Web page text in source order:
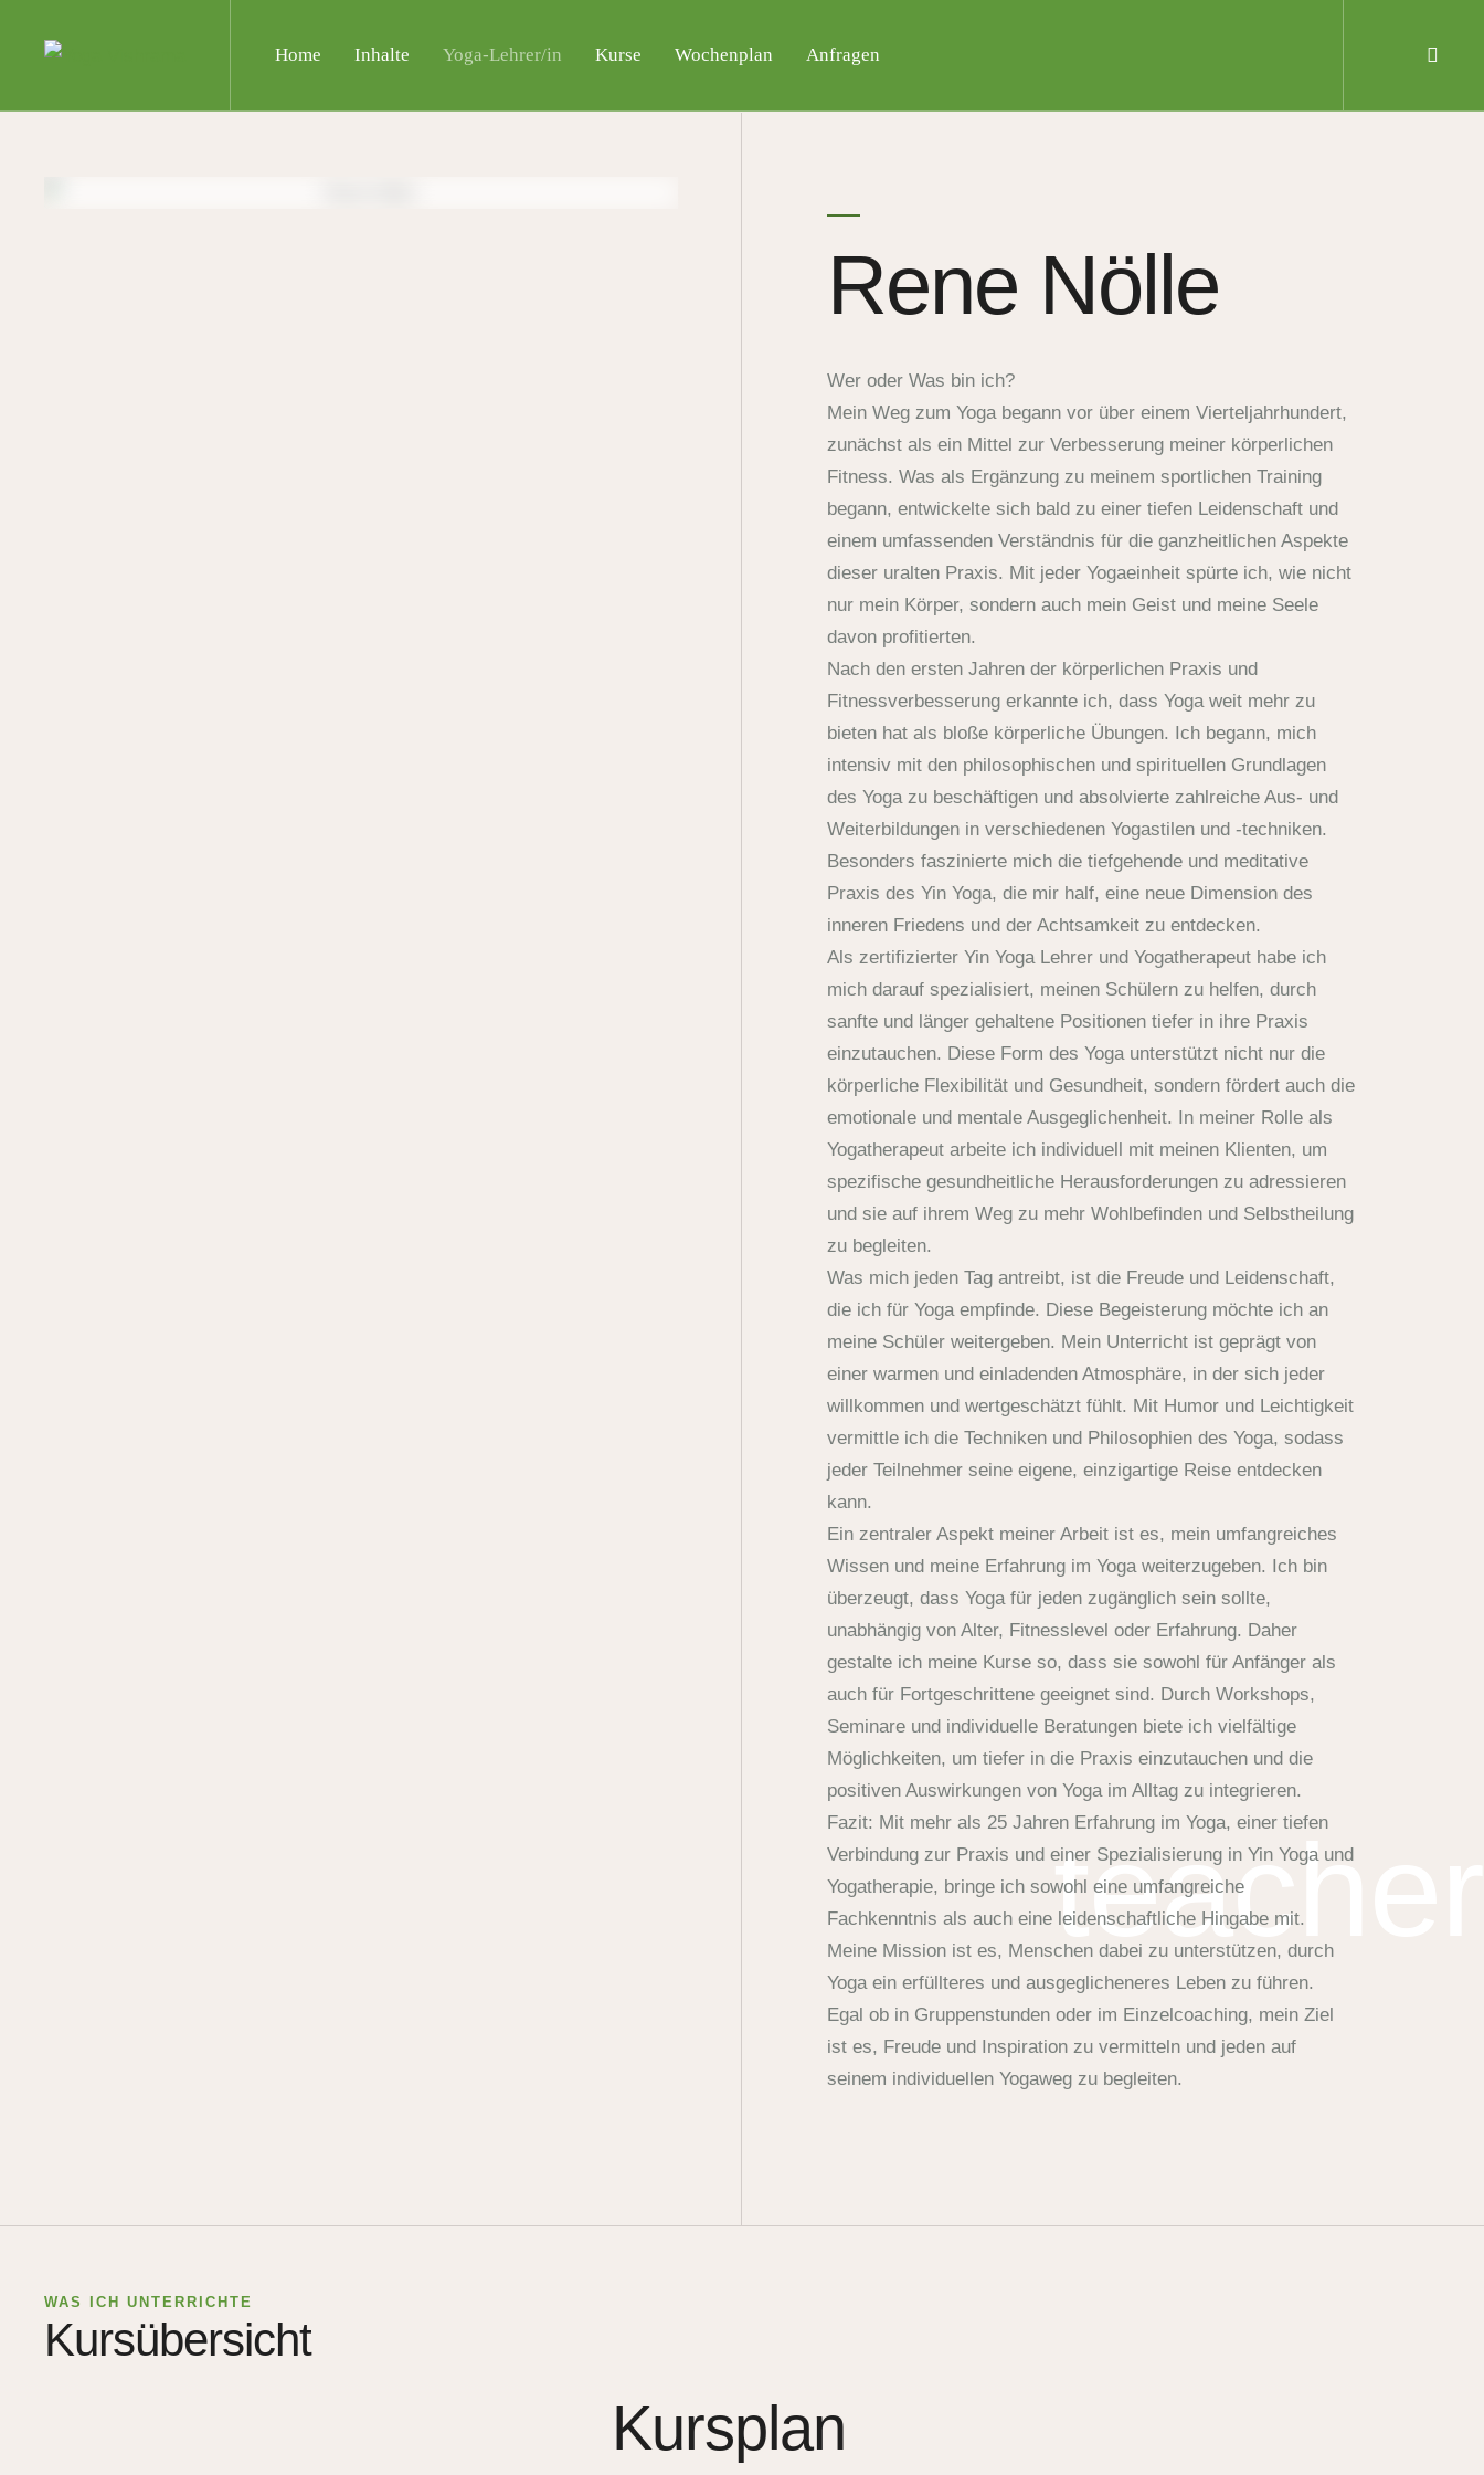
Home Inhalte Yoga-Lehrer/in Kurse Wochenplan Anfragen
Rene Nölle
Wer oder Was bin ich?
Mein Weg zum Yoga begann vor über einem Vierteljahrhundert,
zunächst als ein Mittel zur Verbesserung meiner körperlichen
Fitness. Was als Ergänzung zu meinem sportlichen Training
begann, entwickelte sich bald zu einer tiefen Leidenschaft und
einem umfassenden Verständnis für die ganzheitlichen Aspekte
dieser uralten Praxis. Mit jeder Yogaeinheit spürte ich, wie nicht
nur mein Körper, sondern auch mein Geist und meine Seele
davon profitierten.
Nach den ersten Jahren der körperlichen Praxis und
Fitnessverbesserung erkannte ich, dass Yoga weit mehr zu
bieten hat als bloße körperliche Übungen. Ich begann, mich
intensiv mit den philosophischen und spirituellen Grundlagen
des Yoga zu beschäftigen und absolvierte zahlreiche Aus- und
Weiterbildungen in verschiedenen Yogastilen und -techniken.
Besonders faszinierte mich die tiefgehende und meditative
Praxis des Yin Yoga, die mir half, eine neue Dimension des
inneren Friedens und der Achtsamkeit zu entdecken.
Als zertifizierter Yin Yoga Lehrer und Yogatherapeut habe ich
mich darauf spezialisiert, meinen Schülern zu helfen, durch
sanfte und länger gehaltene Positionen tiefer in ihre Praxis
einzutauchen. Diese Form des Yoga unterstützt nicht nur die
körperliche Flexibilität und Gesundheit, sondern fördert auch die
emotionale und mentale Ausgeglichenheit. In meiner Rolle als
Yogatherapeut arbeite ich individuell mit meinen Klienten, um
spezifische gesundheitliche Herausforderungen zu adressieren
und sie auf ihrem Weg zu mehr Wohlbefinden und Selbstheilung
zu begleiten.
Was mich jeden Tag antreibt, ist die Freude und Leidenschaft,
die ich für Yoga empfinde. Diese Begeisterung möchte ich an
meine Schüler weitergeben. Mein Unterricht ist geprägt von
einer warmen und einladenden Atmosphäre, in der sich jeder
willkommen und wertgeschätzt fühlt. Mit Humor und Leichtigkeit
vermittle ich die Techniken und Philosophien des Yoga, sodass
jeder Teilnehmer seine eigene, einzigartige Reise entdecken
kann.
Ein zentraler Aspekt meiner Arbeit ist es, mein umfangreiches
Wissen und meine Erfahrung im Yoga weiterzugeben. Ich bin
überzeugt, dass Yoga für jeden zugänglich sein sollte,
unabhängig von Alter, Fitnesslevel oder Erfahrung. Daher
gestalte ich meine Kurse so, dass sie sowohl für Anfänger als
auch für Fortgeschrittene geeignet sind. Durch Workshops,
Seminare und individuelle Beratungen biete ich vielfältige
Möglichkeiten, um tiefer in die Praxis einzutauchen und die
positiven Auswirkungen von Yoga im Alltag zu integrieren.
Fazit: Mit mehr als 25 Jahren Erfahrung im Yoga, einer tiefen
Verbindung zur Praxis und einer Spezialisierung in Yin Yoga und
Yogatherapie, bringe ich sowohl eine umfangreiche
Fachkenntnis als auch eine leidenschaftliche Hingabe mit.
Meine Mission ist es, Menschen dabei zu unterstützen, durch
Yoga ein erfüllteres und ausgeglicheneres Leben zu führen.
Egal ob in Gruppenstunden oder im Einzelcoaching, mein Ziel
ist es, Freude und Inspiration zu vermitteln und jeden auf
seinem individuellen Yogaweg zu begleiten.
teacher
WAS ICH UNTERRICHTE
Kursübersicht
Kursplan